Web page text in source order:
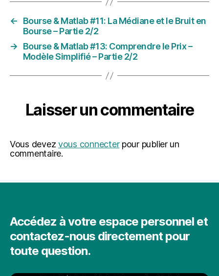
←
Bourse & Matlab #11: La Médiane et le Bruit en
Bourse – Partie 2/2
→
Bourse & Matlab #13: Comprendre le Prix –
Modèle Simplifié – Partie 2/2
Laisser un commentaire
Vous devezvous connecterpour publier un
commentaire.
Accédez à votre espace personnel et
contactez-nous directement pour
toute question.